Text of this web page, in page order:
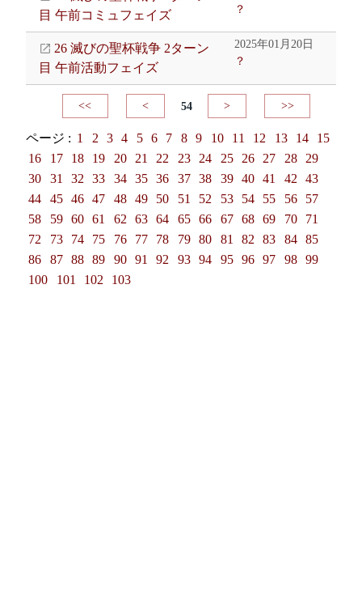
目 午前コミュフェイズ
？
26 滅びの聖杯戦争 2ターン
目 午前活動フェイズ
2025年01月20日
？
<< < 54 > >>
ページ : 1 2 3 4 5 6 7 8 9 10 11 12 13 14
15
16
17 18 19 20 21 22 23 24 25 26 27 28
29
30
31 32 33 34 35 36 37 38 39 40 41 42
43
44
45 46 47 48 49 50 51 52 53 54 55 56
57
58
59 60 61 62 63 64 65 66 67 68 69 70
71
72
73 74 75 76 77 78 79 80 81 82 83 84
85
86
87 88 89 90 91 92 93 94 95 96 97 98
99
100
101 102 103